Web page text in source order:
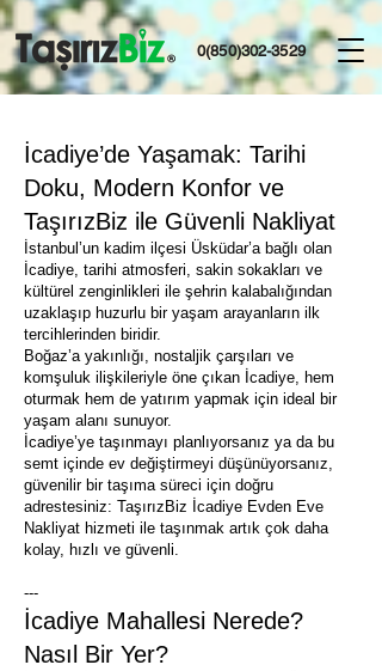
0(850)302-3529
İcadiye’de Yaşamak: Tarihi
Doku, Modern Konfor ve
TaşırızBiz ile Güvenli Nakliyat
İstanbul’un kadim ilçesi Üsküdar’a bağlı olan
İcadiye, tarihi atmosferi, sakin sokakları ve
kültürel zenginlikleri ile şehrin kalabalığından
uzaklaşıp huzurlu bir yaşam arayanların ilk
tercihlerinden biridir.
Boğaz’a yakınlığı, nostaljik çarşıları ve
komşuluk ilişkileriyle öne çıkan İcadiye, hem
oturmak hem de yatırım yapmak için ideal bir
yaşam alanı sunuyor.
İcadiye’ye taşınmayı planlıyorsanız ya da bu
semt içinde ev değiştirmeyi düşünüyorsanız,
güvenilir bir taşıma süreci için doğru
adrestesiniz: TaşırızBiz İcadiye Evden Eve
Nakliyat hizmeti ile taşınmak artık çok daha
kolay, hızlı ve güvenli.
---
İcadiye Mahallesi Nerede?
Nasıl Bir Yer?